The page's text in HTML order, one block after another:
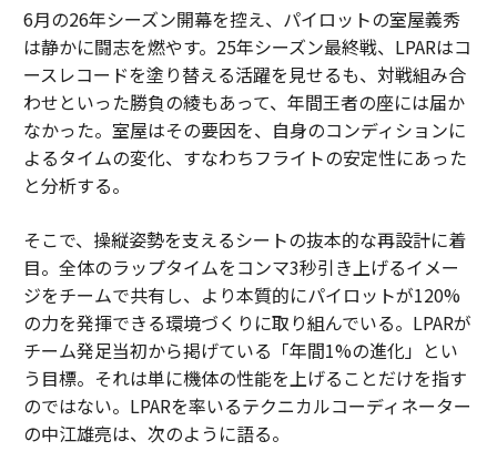
6月の26年シーズン開幕を控え、パイロットの室屋義秀
は静かに闘志を燃やす。25年シーズン最終戦、LPARはコ
ースレコードを塗り替える活躍を見せるも、対戦組み合
わせといった勝負の綾もあって、年間王者の座には届か
なかった。室屋はその要因を、自身のコンディションに
よるタイムの変化、すなわちフライトの安定性にあった
と分析する。
そこで、操縦姿勢を支えるシートの抜本的な再設計に着
目。全体のラップタイムをコンマ3秒引き上げるイメー
ジをチームで共有し、より本質的にパイロットが120%
の力を発揮できる環境づくりに取り組んでいる。LPARが
チーム発足当初から掲げている「年間1%の進化」とい
う目標。それは単に機体の性能を上げることだけを指す
のではない。LPARを率いるテクニカルコーディネーター
の中江雄亮は、次のように語る。